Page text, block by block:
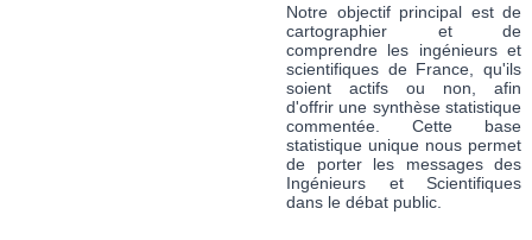
Notre objectif principal est de
cartographier et de
comprendre les ingénieurs et
scientifiques de France, qu'ils
soient actifs ou non, afin
d'offrir une synthèse statistique
commentée. Cette base
statistique unique nous permet
de porter les messages des
Ingénieurs et Scientifiques
dans le débat public.